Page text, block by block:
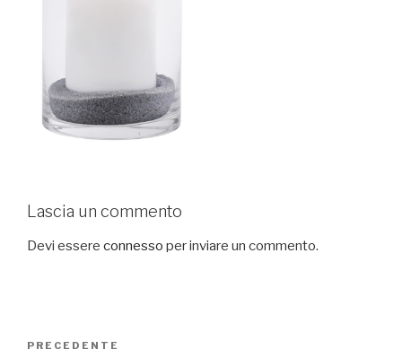
Lascia un commento
Devi essere connesso per inviare un commento.
Navigazione
Articolo
PRECEDENTE